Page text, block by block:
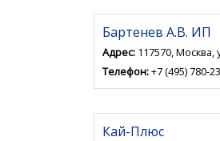
Бартенев А.В. ИП
Адрес: 117570, Москва,
Телефон:+7 (495) 780-
Кай-Плюс